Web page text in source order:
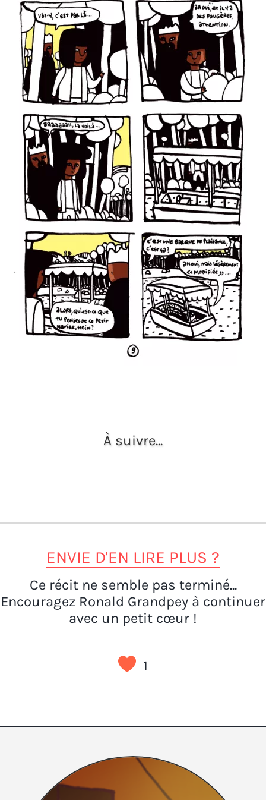
À suivre...
ENVIE D'EN LIRE PLUS ?
Ce récit ne semble pas terminé...
Encouragez Ronald Grandpey à continuer
avec un petit cœur !
1